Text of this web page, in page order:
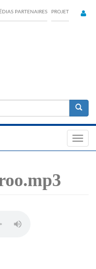
PARTENAIRES PROJET